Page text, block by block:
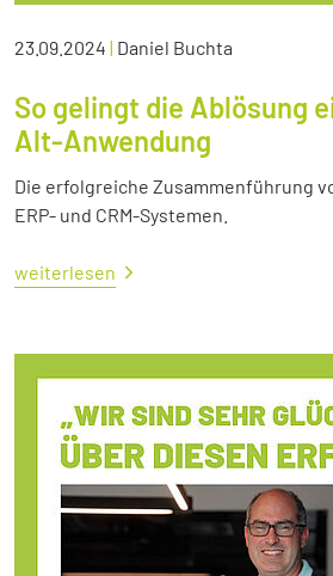
23.09.2024 | Daniel Buchta
So gelingt die Ablösung
Alt-Anwendung
Die erfolgreiche Zusammenführung
ERP- und CRM-Systemen.
weiterlesen